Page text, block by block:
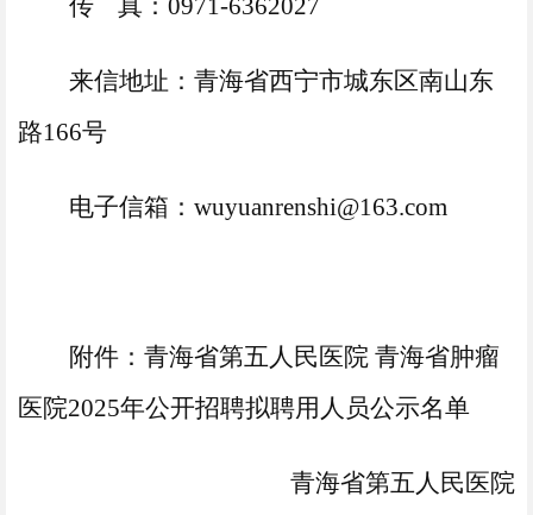
传 真： 0971-6362027
来信地址： 青海省西宁市城东区南山东
路166号
电子信箱： wuyuanrenshi@163.com
附件 ： 青海省第五人民医院 青海省肿瘤
医院2025年公开招聘拟聘用 人员公示名单
青海省第五人民医院